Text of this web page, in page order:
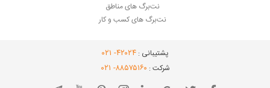
نت‌برگ های مناطق
نت‌برگ های کسب و کار
پشتیبانی : ۴۲۰۲۴- ۰۲۱
شرکت : ۸۸۵۷۵۱۶۰- ۰۲۱